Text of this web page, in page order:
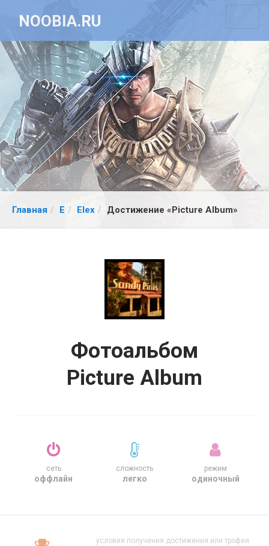
NOOBIA.RU
Главная E Elex Достижение «Picture Album»
Фотоальбом
Picture Album
сеть
оффлайн
сложность
легко
режим
одиночный
условия получения достижения или трофея